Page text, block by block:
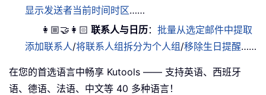
显示发送者当前时间时区……
👩🏼‍🤝‍👩🏻 联系人与日历：批量从选定邮件中提取
添加联系人/将联系人组拆分为个人组/移除生日提醒……
在您的首选语言中畅享 Kutools —— 支持英语、西班牙
语、德语、法语、中文等 40 多种语言！